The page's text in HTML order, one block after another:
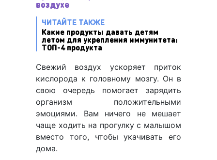
воздухе
ЧИТАЙТЕ ТАКЖЕ
Какие продукты давать детям
летом для укрепления иммунитета:
ТОП-4 продукта
Свежий воздух ускоряет приток
кислорода к головному мозгу. Он в
свою очередь помогает зарядить
организм положительными
эмоциями. Вам ничего не мешает
чаще ходить на прогулку с малышом
вместо того, чтобы укачивать его
дома.